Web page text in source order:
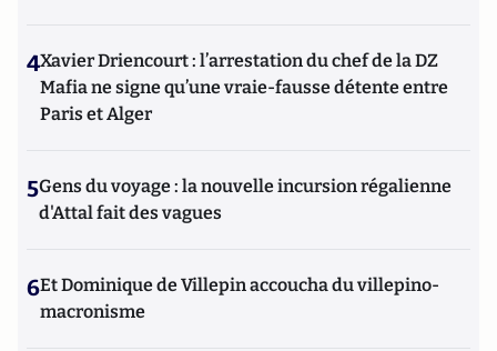
4Xavier Driencourt : l’arrestation du chef de la DZ
Mafia ne signe qu’une vraie-fausse détente entre
Paris et Alger
5Gens du voyage : la nouvelle incursion régalienne
d'Attal fait des vagues
6Et Dominique de Villepin accoucha du villepino-
macronisme